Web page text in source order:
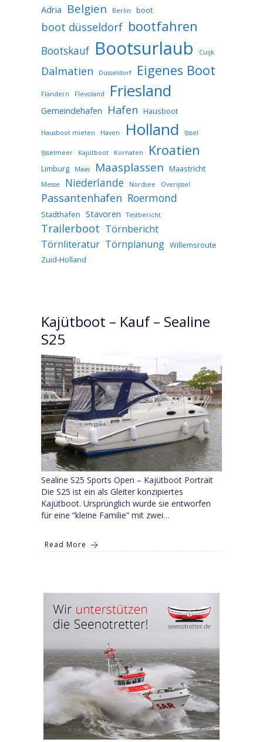
Adria Belgien Berlin boot
boot düsseldorf bootfahren
Bootskauf Bootsurlaub Cuijk
Dalmatien Düsseldorf Eigenes Boot
Flandern Flevoland Friesland
Gemeindehafen Hafen Hausboot
Hausboot mieten Haven Holland IJssel
IJsselmeer Kajütboot Kornaten Kroatien
Limburg Maas Maasplassen Maastricht
Messe Niederlande Nordsee Overijssel
Passantenhafen Roermond
Stadthafen Stavoren Testbericht
Trailerboot Törnbericht
Törnliteratur Törnplanung Willemsroute
Zuid-Holland
Kajütboot – Kauf – Sealine
S25
Sealine S25 Sports Open – Kajütboot Portrait
Die S25 ist ein als Gleiter konzipiertes
Kajütboot. Ursprünglich wurde sie entworfen
für eine “kleine Familie” mit zwei…
Read More